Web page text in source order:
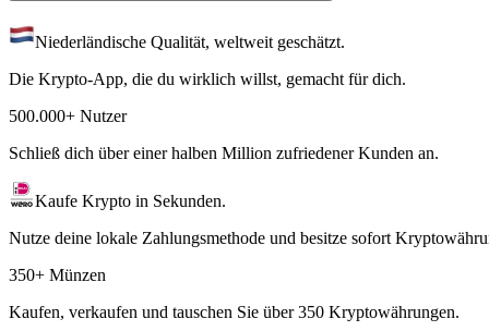
Niederländische Qualität, weltweit geschätzt.
Die Krypto-App, die du wirklich willst, gemacht für dich.
500.000+ Nutzer
Schließ dich über einer halben Million zufriedener Kunden an.
Kaufe Krypto in Sekunden.
Nutze deine lokale Zahlungsmethode und besitze sofort
350+ Münzen
Kaufen, verkaufen und tauschen Sie über 350 Kryptowährungen.